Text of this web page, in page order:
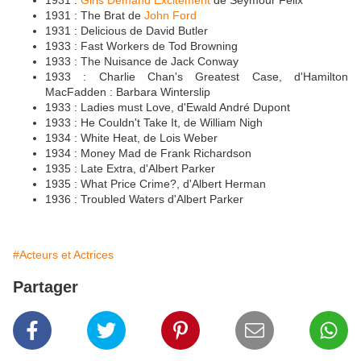
1931 : The Brat de John Ford
1931 : Delicious de David Butler
1933 : Fast Workers de Tod Browning
1933 : The Nuisance de Jack Conway
1933 : Charlie Chan's Greatest Case, d'Hamilton
MacFadden : Barbara Winterslip
1933 : Ladies must Love, d'Ewald André Dupont
1933 : He Couldn't Take It, de William Nigh
1934 : White Heat, de Lois Weber
1934 : Money Mad de Frank Richardson
1935 : Late Extra, d'Albert Parker
1935 : What Price Crime?, d'Albert Herman
1936 : Troubled Waters d'Albert Parker
#Acteurs et Actrices
Partager